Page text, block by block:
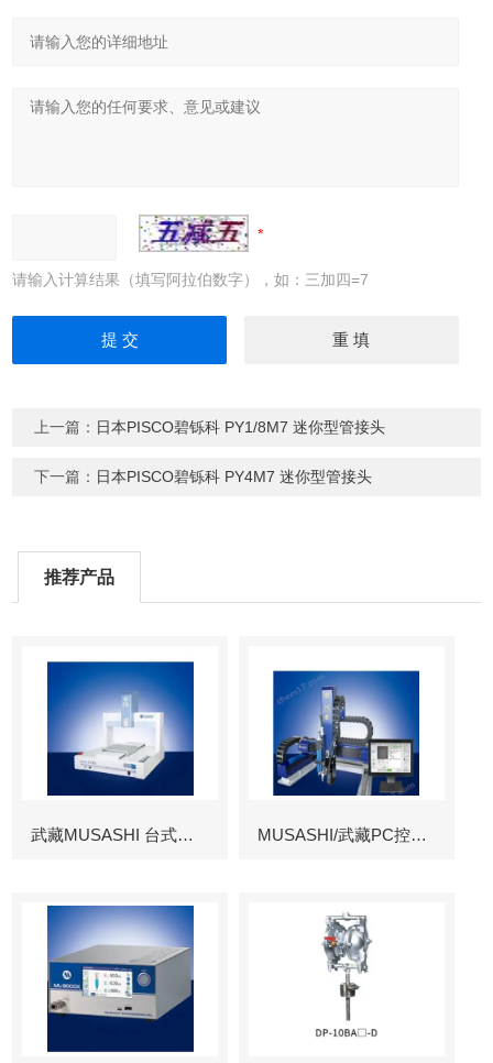
请输入计算结果（填写阿拉伯数字），如：三加四=7
上一篇： 日本PISCO碧铄科 PY1/8M7 迷你型管接头
下一篇： 日本PISCO碧铄科 PY4M7 迷你型管接头
推荐产品
武藏MUSASHI 台式涂布机械臂 MUSASHI/武藏PC控制图像识别机械臂